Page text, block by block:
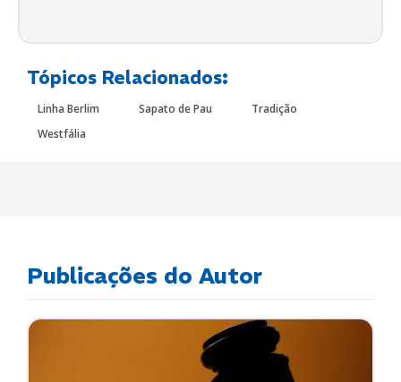
Tópicos Relacionados:
Linha Berlim Sapato de Pau
Tradição
Westfália
Publicações do Autor